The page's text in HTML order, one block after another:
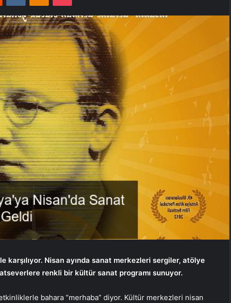
karşılıyor. Nisan ayında sanat merkezleri sergiler, atölye
renkli bir kültür sanat programı sunuyor.
bahara “merhaba” diyor. Kültür merkezleri nisan